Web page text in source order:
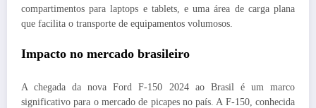
compartimentos para laptops e tablets, e uma área de carga plana
que facilita o transporte de equipamentos volumosos.
Impacto no mercado brasileiro
A chegada da nova Ford F-150 2024 ao Brasil é um marco
significativo para o mercado de picapes no país. A F-150, conhecida